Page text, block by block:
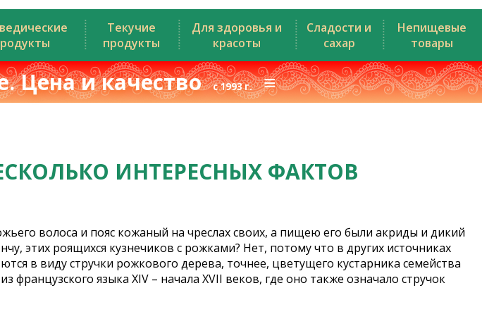
Текучие
продукты
Для здоровья и
красоты
Сладости и
сахар
Непищевые
товары
Цена и качествос 1993 г.≡
ИНТЕРЕСНЫХ ФАКТОВ
волоса и пояс кожаный на чреслах своих, а пищею его были акриды и дикий
этих роящихся кузнечиков с рожками? Нет, потому что в других источниках
в виду стручки рожкового дерева, точнее, цветущего кустарника семейства
французского языка XIV – начала XVII веков, где оно также означало стручок